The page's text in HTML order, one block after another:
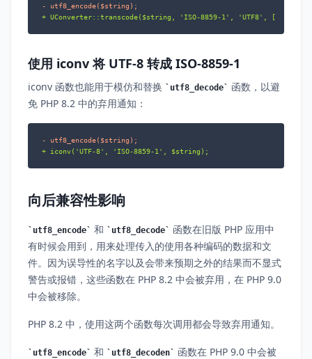
- utf8_encode($string);
+ UConverter::transcode($string, 'ISO-8859-1', 'UTF8',
使用 iconv 将 UTF-8 转成 ISO-8859-1
iconv 函数也能用于模仿和替换 utf8_decode
函数，以避
免 PHP 8.2 中的弃用通知：
- utf8_encode($string);
+ iconv('UTF-8', 'ISO-8859-1', $string);
向后兼容性影响
utf8_encode 和 utf8_decode
函数在旧版 PHP 应用中
有时候会用到，用来处理传入的使用各种编码的数据和文
件。因为误导性的名字以及会带来预期之外的结果而不显式
警告或报错，这些函数在 PHP 8.2 中会被弃用，在 PHP 9.0
中会被移除。
PHP 8.2 中，使用这两个函数每次调用都会导致弃用通知。
utf8_encode 和 utf8_decoden
函数在 PHP 9.0 中会被